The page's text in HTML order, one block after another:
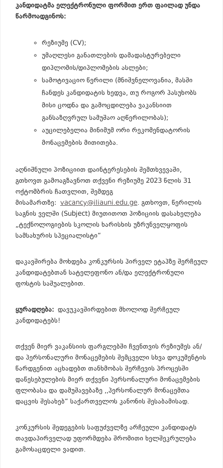
კანდიდატმა ელექტრონული ფორმით ერთ ფაილად უნდა
წარმოადგინოს:
რეზიუმე (CV);
უმაღლესი განათლების დამადასტურებელი
დიპლომის/დიპლომების ასლები;
სამოტივაციო წერილი (მნიშვნელოვანია, მასში
ჩანდეს კანდიდატის ხედვა, თუ როგორ პასუხობს
მისი ცოდნა და გამოცდილება ვაკანსიით
განსაზღვრულ სამუშაო აღწერილობას);
აუცილებელია მინიმუმ ორი რეკომენდატორის
მონაცემების მითითება.
აღნიშნული პოზიციით დაინტერესების შემთხვევაში,
გთხოვთ გამოაგზავნოთ თქვენი რეზიუმე 2023 წლის 31
ოქტომბრის ჩათვლით, შემდეგ
მისამართზე: vacancy@iliauni.edu.ge. გთხოვთ, წერილის
საგნის ველში (Subject) მიუთითოთ პოზიციის დასახელება
„ტექნოლოგიების სკოლის ხარისხის უზრუნველყოფის
სამსახურის სპეციალისტი“
დაკავშირება მოხდება კონკურსის პირველ ეტაპზე შერჩეულ
კანდიდატებთან სატელეფონო ან/და ელექტრონული
ფოსტის საშუალებით.
ყურადღება: დავუკავშირდებით მხოლოდ შერჩეულ
კანდიდატებს!
თქვენ მიერ ვაკანსიის ფარგლებში ჩვენთვის რეზიუმეს ან/
და პერსონალური მონაცემების შემცველი სხვა დოკუმენტის
წარდგენით აცხადებთ თანხმობას შერჩევის პროცესში
დაწესებულების მიერ თქვენი პერსონალური მონაცემების
ფლობასა და დამუშავებაზე ,,პერსონალურ მონაცემთა
დაცვის შესახებ“ საქართველოს კანონის შესაბამისად.
კონკურსის შედეგების საფუძველზე არჩეული კანდიდატს
თავდაპირველად უფორმდება შრომითი ხელშეკრულება
გამოსაცდელი ვადით.